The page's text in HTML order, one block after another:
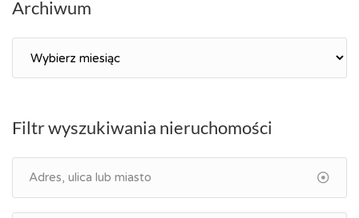
Archiwum
Filtr wyszukiwania nieruchomości